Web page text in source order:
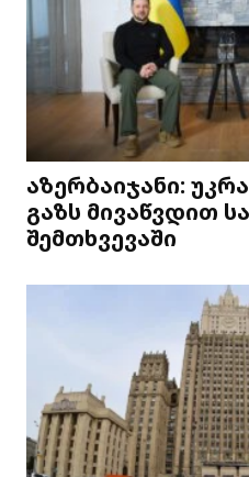
აზერბაიჯანი:
გაზს მივაწვდით
შემთხვევაში